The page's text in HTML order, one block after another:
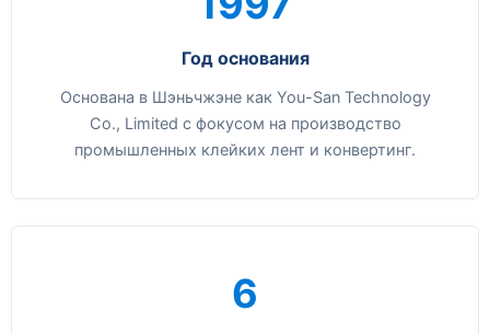
Год основания
Основана в Шэньчжэне как You-San Technology
Co., Limited с фокусом на производство
промышленных клейких лент и конвертинг.
6